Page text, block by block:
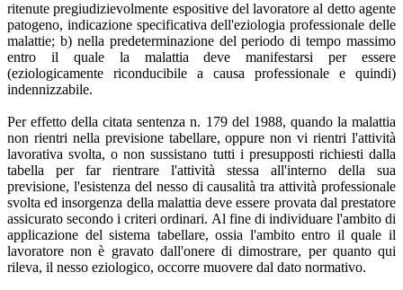
ritenute pregiudizievolmente espositive del lavoratore al detto agente
patogeno, indicazione specificativa dell'eziologia professionale delle
malattie; b) nella predeterminazione del periodo di tempo massimo
entro il quale la malattia deve manifestarsi per essere
(eziologicamente riconducibile a causa professionale e quindi)
indennizzabile.
Per effetto della citata sentenza n. 179 del 1988, quando la malattia
non rientri nella previsione tabellare, oppure non vi rientri l'attività
lavorativa svolta, o non sussistano tutti i presupposti richiesti dalla
tabella per far rientrare l'attività stessa all'interno della sua
previsione, l'esistenza del nesso di causalità tra attività professionale
svolta ed insorgenza della malattia deve essere provata dal prestatore
assicurato secondo i criteri ordinari. Al fine di individuare l'ambito di
applicazione del sistema tabellare, ossia l'ambito entro il quale il
lavoratore non è gravato dall'onere di dimostrare, per quanto qui
rileva, il nesso eziologico, occorre muovere dal dato normativo.